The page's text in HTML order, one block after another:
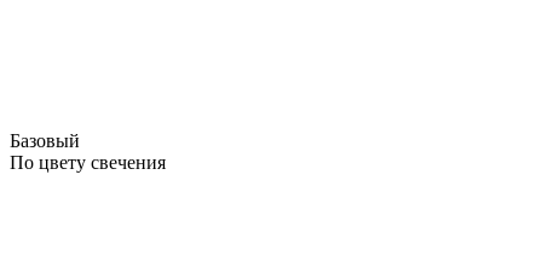
Базовый
По цвету свечения